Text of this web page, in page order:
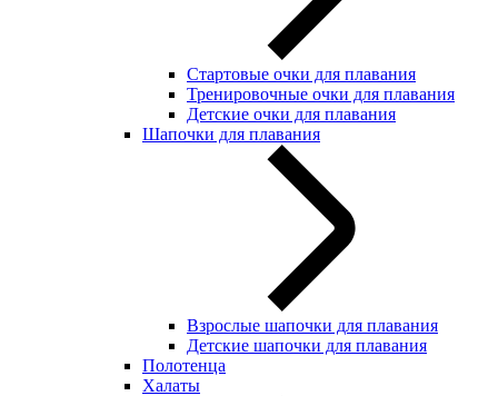
Стартовые очки для плавания
Тренировочные очки для плавания
Детские очки для плавания
Шапочки для плавания
Взрослые шапочки для плавания
Детские шапочки для плавания
Полотенца
Халаты